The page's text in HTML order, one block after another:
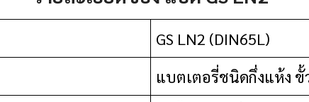
GS LN2 (DIN65L)
แบตเตอรี่ชนิดกึ่งแห้ง ขั้